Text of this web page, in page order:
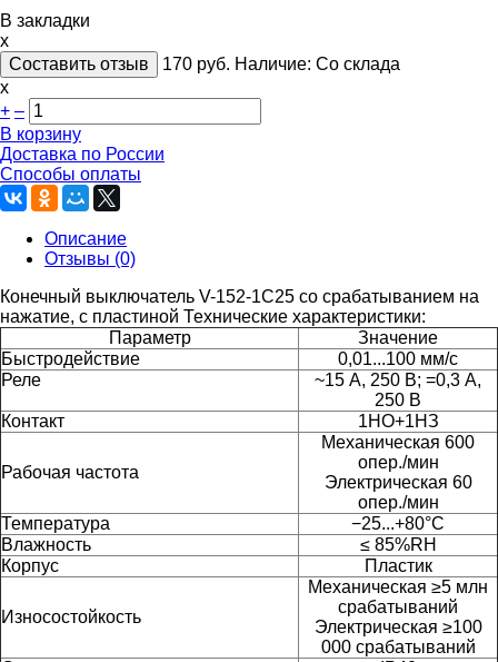
В закладки
x
Составить отзыв
170 руб. Наличие: Со склада
х
+ –
В корзину
Доставка по России
Способы оплаты
Описание
Отзывы (0)
Конечный выключатель V-152-1C25 со срабатыванием на
нажатие, с пластиной Технические характеристики:
Параметр
Значение
Быстродействие
0,01...100 мм/с
Реле
~15 А, 250 В; =0,3 A,
250 В
Контакт
1НО+1НЗ
Рабочая частота
Механическая 600
опер./мин
Электрическая 60
опер./мин
Температура
−25...+80°C
Влажность
≤ 85%RH
Корпус
Пластик
Износостойкость
Механическая ≥5 млн
срабатываний
Электрическая ≥100
000 срабатываний